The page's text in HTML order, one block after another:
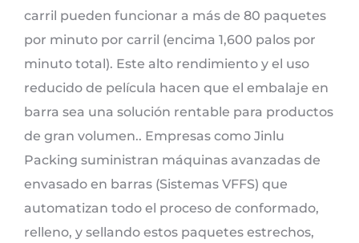
carril pueden funcionar a más de 80 paquetes
por minuto por carril (encima 1,600 palos por
minuto total). Este alto rendimiento y el uso
reducido de película hacen que el embalaje en
barra sea una solución rentable para productos
de gran volumen.. Empresas como Jinlu
Packing suministran máquinas avanzadas de
envasado en barras (Sistemas VFFS) que
automatizan todo el proceso de conformado,
relleno, y sellando estos paquetes estrechos,